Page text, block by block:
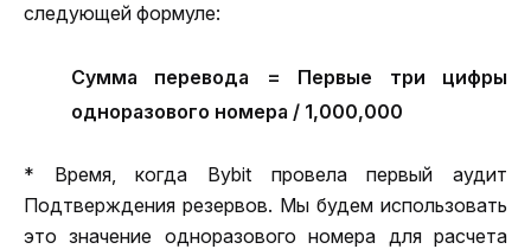
следующей формуле:
Сумма перевода = Первые три цифры
одноразового номера / 1,000,000
* Время, когда Bybit провела первый аудит
Подтверждения резервов. Мы будем использовать
это значение одноразового номера для расчета